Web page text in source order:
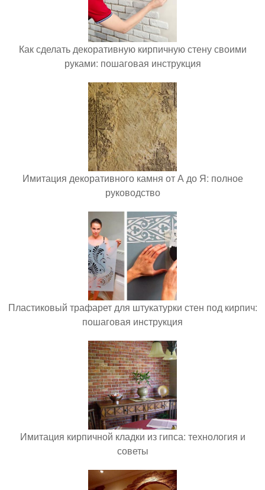
Как сделать декоративную кирпичную стену своими
руками: пошаговая инструкция
Имитация декоративного камня от А до Я: полное
руководство
Пластиковый трафарет для штукатурки стен под кирпич:
пошаговая инструкция
Имитация кирпичной кладки из гипса: технология и
советы